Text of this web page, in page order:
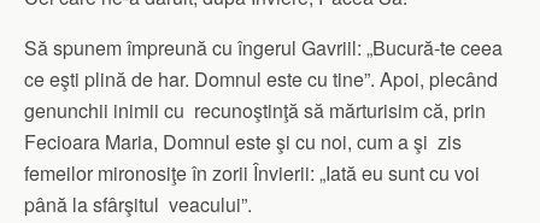
Să spunem împreună cu îngerul Gavriil: „Bucură-te ceea
ce eşti plină de har. Domnul este cu tine”. Apoi, plecând
genunchii inimii cu recunoştinţă să mărturisim că, prin
Fecioara Maria, Domnul este şi cu noi, cum a şi zis
femeilor mironosiţe în zorii Învierii: „Iată eu sunt cu voi
până la sfârşitul veacului”.